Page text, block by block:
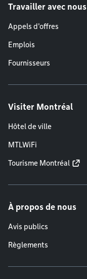
Travailler avec nous
Appels d'offres
Emplois
Fournisseurs
Visiter Montréal
Hôtel de ville
MTLWiFi
Tourisme Montréal
À propos de nous
Avis publics
Règlements